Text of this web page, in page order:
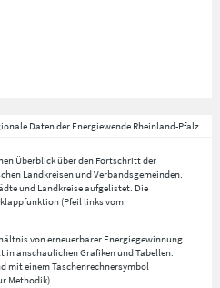
Daten der Energiewende Rheinland-Pfalz
Überblick über den Fortschritt der
Landkreisen und Verbandsgemeinden.
und Landkreise aufgelistet. Die
(Pfeil links vom
von erneuerbarer Energiegewinnung
anschaulichen Grafiken und Tabellen.
mit einem Taschenrechnersymbol
Methodik)